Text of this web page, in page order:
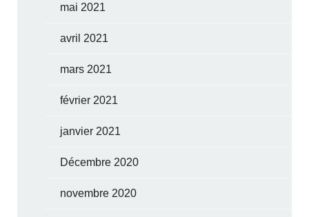
mai 2021
avril 2021
mars 2021
février 2021
janvier 2021
Décembre 2020
novembre 2020